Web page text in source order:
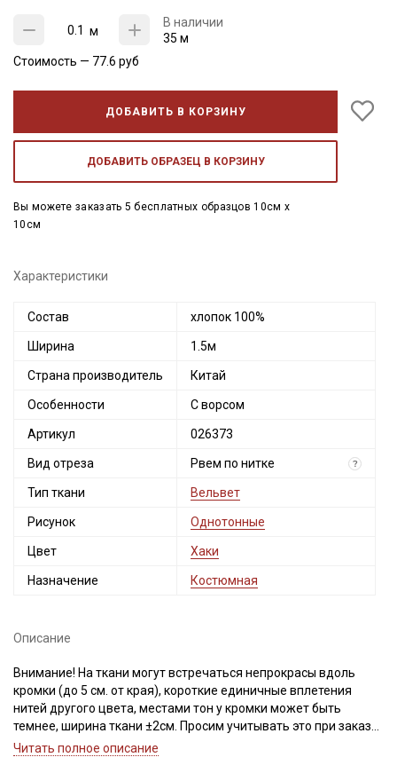
м
В наличии
35 м
Стоимость — 77.6 руб
ДОБАВИТЬ В КОРЗИНУ
ДОБАВИТЬ ОБРАЗЕЦ В КОРЗИНУ
Вы можете заказать 5 бесплатных образцов 10см x
10см
Характеристики
Состав хлопок 100%
Ширина 1.5м
Страна производитель Китай
Особенности С ворсом
Артикул 026373
Вид отреза Рвем по нитке ?
Тип ткани Вельвет
Рисунок Однотонные
Цвет Хаки
Назначение Костюмная
Описание
Внимание! На ткани могут встречаться непрокрасы вдоль
кромки (до 5 см. от края), короткие единичные вплетения
нитей другого цвета, местами тон у кромки может быть
темнее, ширина ткани ±2см. Просим учитывать это при заказе.
Читать полное описание